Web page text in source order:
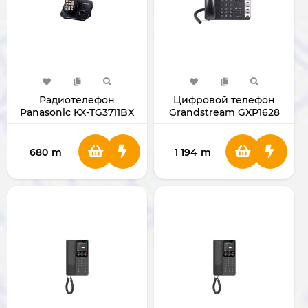
Радиотелефон
Panasonic KX-TG3711BX
680 m
Цифровой телефон
Grandstream GXP1628
1 194 m